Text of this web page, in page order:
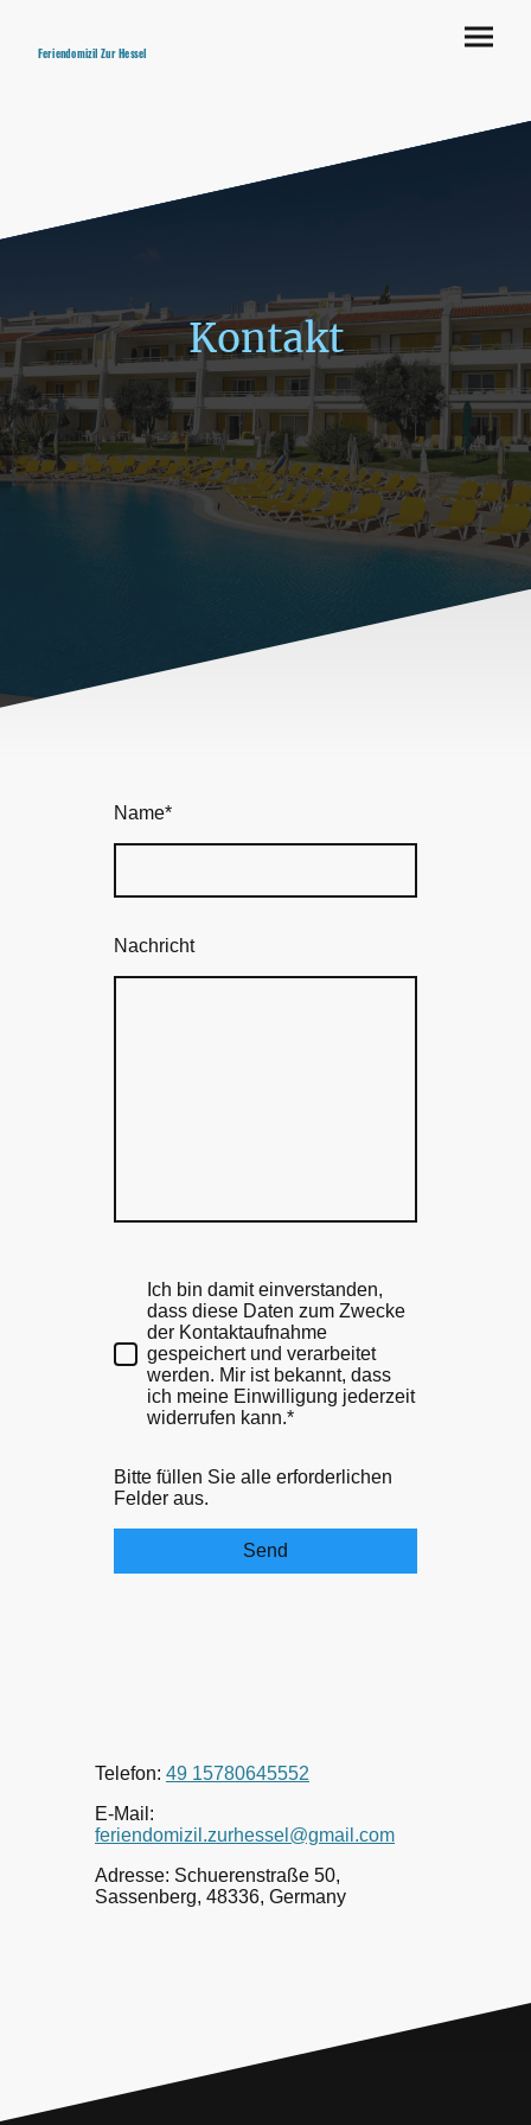
Feriendomizil Zur Hessel
Kontakt
Name*
Nachricht
Ich bin damit einverstanden,
dass diese Daten zum Zwecke
der Kontaktaufnahme
gespeichert und verarbeitet
werden. Mir ist bekannt, dass
ich meine Einwilligung jederzeit
widerrufen kann.*
Bitte füllen Sie alle erforderlichen
Felder aus.
Send
Telefon: 49 15780645552
E-Mail:
feriendomizil.zurhessel@gmail.com
Adresse: Schuerenstraße 50,
Sassenberg, 48336, Germany